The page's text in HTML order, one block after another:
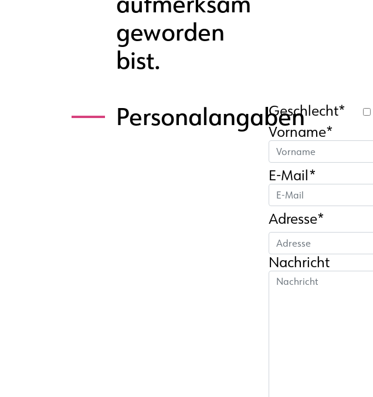
geworden
bist.
PersonalangabenGeschlecht*
Vorname*
E-Mail*
Adresse*
Nachricht